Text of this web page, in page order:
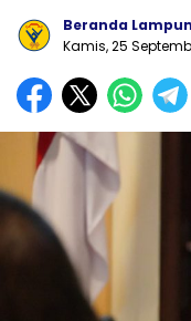
Beranda
Kamis, 25